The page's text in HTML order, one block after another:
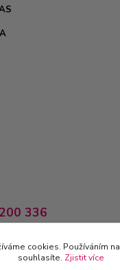
336
hodin
cookies. Používáním
souhlasíte. Zjistit více